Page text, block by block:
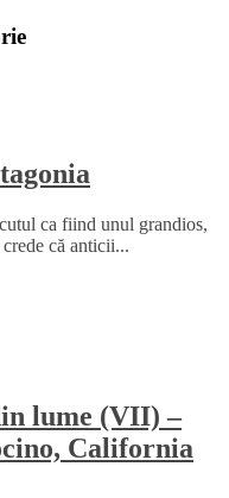
ca fiind unul grandios,
că anticii...
lume (VII) –
California